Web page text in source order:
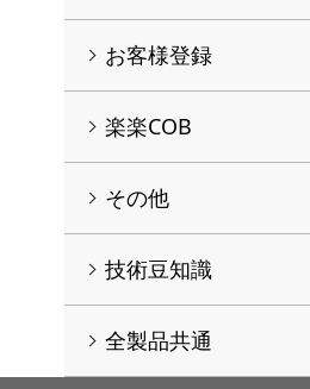
お客様登録
楽楽COB
その他
技術豆知識
全製品共通